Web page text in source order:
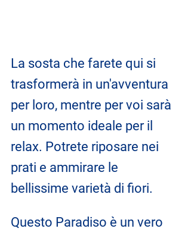
La sosta che farete qui si
trasformerà in un'avventura
per loro, mentre per voi sarà
un momento ideale per il
relax. Potrete riposare nei
prati e ammirare le
bellissime varietà di fiori.
Questo Paradiso è un vero